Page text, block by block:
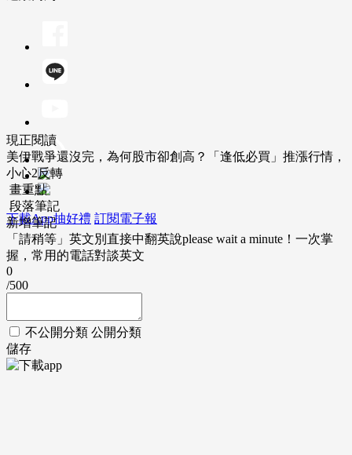
下載App抽好禮 訂閱電子報
現正閱讀
美伊戰爭還沒完，為何股市卻創高？「逢低必買」推漲行情，
小心2反轉
畫重點
段落筆記
新增筆記
「請稍等」英文別直接中翻英說please wait a minute！一次掌
握，常用的電話對談英文
0
/500
不公開分類 公開分類
儲存